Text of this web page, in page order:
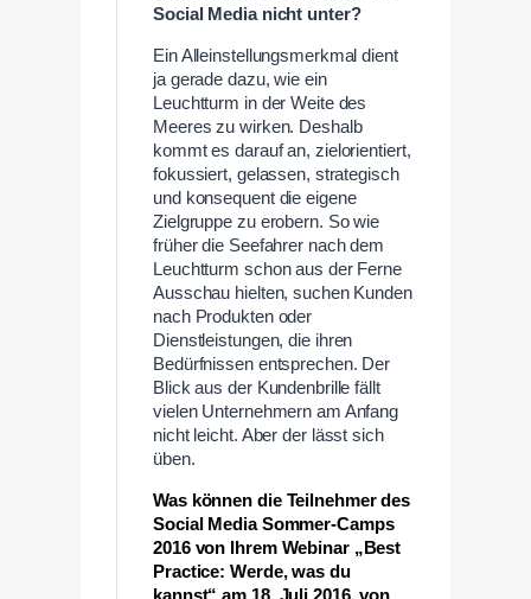
Social Media nicht unter?
Ein Alleinstellungsmerkmal dient
ja gerade dazu, wie ein
Leuchtturm in der Weite des
Meeres zu wirken. Deshalb
kommt es darauf an, zielorientiert,
fokussiert, gelassen, strategisch
und konsequent die eigene
Zielgruppe zu erobern. So wie
früher die Seefahrer nach dem
Leuchtturm schon aus der Ferne
Ausschau hielten, suchen Kunden
nach Produkten oder
Dienstleistungen, die ihren
Bedürfnissen entsprechen. Der
Blick aus der Kundenbrille fällt
vielen Unternehmern am Anfang
nicht leicht. Aber der lässt sich
üben.
Was können die Teilnehmer des
Social Media Sommer-Camps
2016 von Ihrem Webinar „Best
Practice: Werde, was du